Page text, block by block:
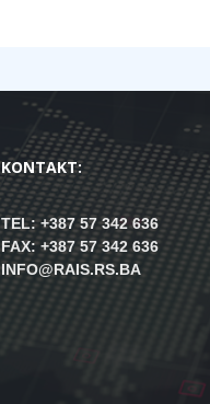
KONTAKT:
TEL: +387 57 342 636
FAX: +387 57 342 636
INFO@RAIS.RS.BA